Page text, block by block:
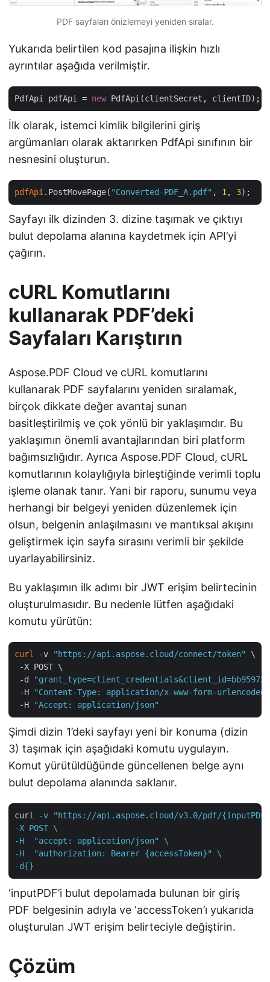
PDF sayfaları önizlemeyi yeniden sıralar.
Yukarıda belirtilen kod pasajına ilişkin hızlı
ayrıntılar aşağıda verilmiştir.
PdfApi pdfApi = new
İlk olarak, istemci kimlik bilgilerini giriş
argümanları olarak aktarırken PdfApi sınıfının bir
nesnesini oluşturun.
pdfApi .PostMovePage( "Converted-PDF_A.pdf" , 1 , 3
Sayfayı ilk dizinden 3. dizine taşımak ve çıktıyı
bulut depolama alanına kaydetmek için API’yi
çağırın.
cURL Komutlarını
kullanarak PDF’deki
Sayfaları Karıştırın
Aspose.PDF Cloud ve cURL komutlarını
kullanarak PDF sayfalarını yeniden sıralamak,
birçok dikkate değer avantaj sunan
basitleştirilmiş ve çok yönlü bir yaklaşımdır. Bu
yaklaşımın önemli avantajlarından biri platform
bağımsızlığıdır. Ayrıca Aspose.PDF Cloud, cURL
komutlarının kolaylığıyla birleştiğinde verimli toplu
işleme olanak tanır. Yani bir raporu, sunumu veya
herhangi bir belgeyi yeniden düzenlemek için
olsun, belgenin anlaşılmasını ve mantıksal akışını
geliştirmek için sayfa sırasını verimli bir şekilde
uyarlayabilirsiniz.
Bu yaklaşımın ilk adımı bir JWT erişim belirtecinin
oluşturulmasıdır. Bu nedenle lütfen aşağıdaki
komutu yürütün:
curl -v "https://api.aspose.cloud/connect/token"
\
-X POST \
-d
"grant_type=client_credentials&client_id=bb959721-
-H
"Content-Type: application/x-www-form-urlencoded"
-H
"Accept: application/json"
Şimdi dizin 1’deki sayfayı yeni bir konuma (dizin
3) taşımak için aşağıdaki komutu uygulayın.
Komut yürütüldüğünde güncellenen belge aynı
bulut depolama alanında saklanır.
curl
-v "https://api.aspose.cloud/v3.0/pdf/{inputPDF}/
-X POST \
-H  "accept: application/json" \
-H  "authorization: Bearer {accessToken}" \
-d{}
‘inputPDF’i bulut depolamada bulunan bir giriş
PDF belgesinin adıyla ve ‘accessToken’ı yukarıda
oluşturulan JWT erişim belirteciyle değiştirin.
Çözüm